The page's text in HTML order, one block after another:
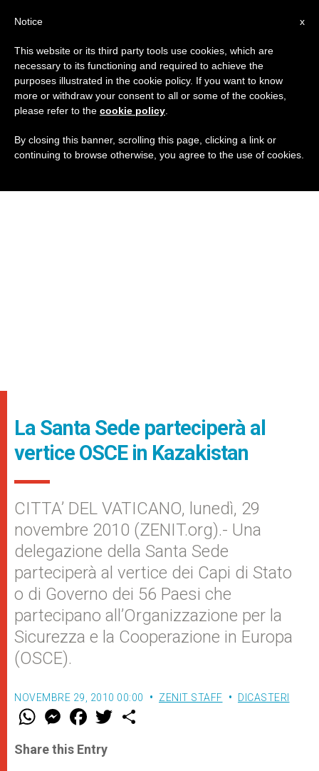
La Santa Sede parteciperà al
vertice OSCE in Kazakistan
CITTA’ DEL VATICANO, lunedì, 29
novembre 2010 (ZENIT.org).- Una
delegazione della Santa Sede
parteciperà al vertice dei Capi di Stato
o di Governo dei 56 Paesi che
partecipano all’Organizzazione per la
Sicurezza e la Cooperazione in Europa
(OSCE).
NOVEMBRE 29, 2010 00:00 ZENIT STAFF DICASTERI
W
t
s
M
e
s
e
F
a
e
b
w
Share this Entry
x
Notice
This website or its third party tools use cookies, which are
necessary to its functioning and required to achieve the
purposes illustrated in the cookie policy. If you want to know
more or withdraw your consent to all or some of the cookies,
please refer to the cookie policy
By closing this banner, scrolling this page, clicking a link or
continuing to browse otherwise, you agree to the use of cookies.